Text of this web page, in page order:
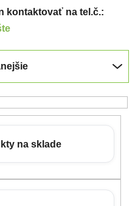
kontaktovať na tel.č.:
na sklade